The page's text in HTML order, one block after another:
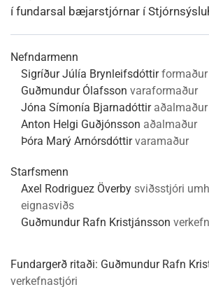
í fundarsal bæjarstjórnar í
Nefndarmenn
Sigríður Júlía Brynleifsdóttir formaður
Guðmundur Ólafsson varaformaður
Jóna Símonía Bjarnadóttir aðalmaður
Anton Helgi Guðjónsson aðalmaður
Þóra Marý Arnórsdóttir varamaður
Starfsmenn
Axel Rodriguez Överby sviðsstjóri
eignasviðs
Guðmundur Rafn Kristjánsson
Fundargerð ritaði: Guðmundur Rafn
verkefnastjóri